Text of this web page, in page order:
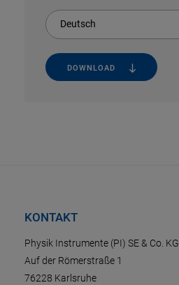
Deutsch
DOWNLOAD
KONTAKT
Physik Instrumente (PI) SE & Co. KG
Auf der Römerstraße 1
76228 Karlsruhe